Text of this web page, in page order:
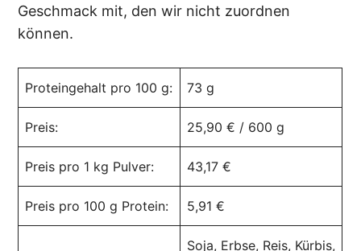
Geschmack mit, den wir nicht zuordnen
können.
Proteingehalt pro 100 g: 73 g
Preis: 25,90 € / 600 g
Preis pro 1 kg Pulver: 43,17 €
Preis pro 100 g Protein: 5,91 €
Soja, Erbse, Reis, Kürbis,